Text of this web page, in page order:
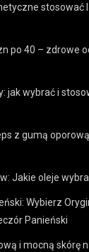
stosować
po 40 – zdrowe
jak wybrać i
z gumą
Jakie oleje
Wybierz
Panieński
i mocną skórę